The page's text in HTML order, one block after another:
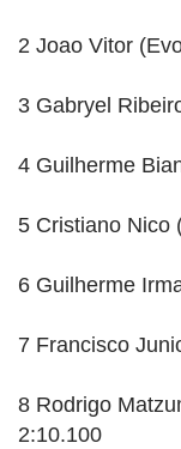
2 Joao Vitor
3 Gabryel
4 Guilherme
5 Cristiano Nico
6 Guilherme
7 Francisco
8 Rodrigo
2:10.100